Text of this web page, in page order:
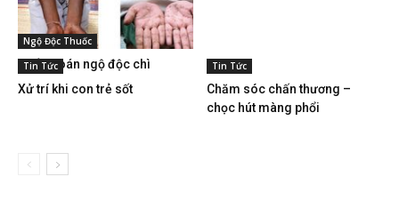
Ngộ Độc Thuốc
Chẩn đoán ngộ độc chì
Tin Tức
Xử trí khi con trẻ sốt
Tin Tức
Chăm sóc chấn thương –
chọc hút màng phổi